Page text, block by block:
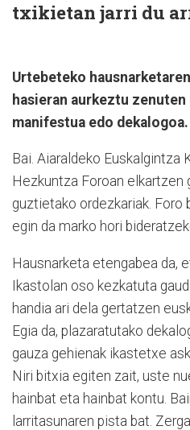
txikietan jarri du
Urtebeteko
hasieran aurkeztu zenuten
manifestua edo dekalogoa.
Bai. Aiaraldeko
Hezkuntza Foroan
guztietako ordezkariak. Foro
egin da marko hori
Hausnarketa etengabea da,
Ikastolan oso kezkatuta
handia ari dela gertatzen
Egia da, plazaratutako
gauza gehienak ikastetxe
Niri bitxia egiten zait, uste
hainbat eta hainbat kontu.
larritasunaren pista bat.